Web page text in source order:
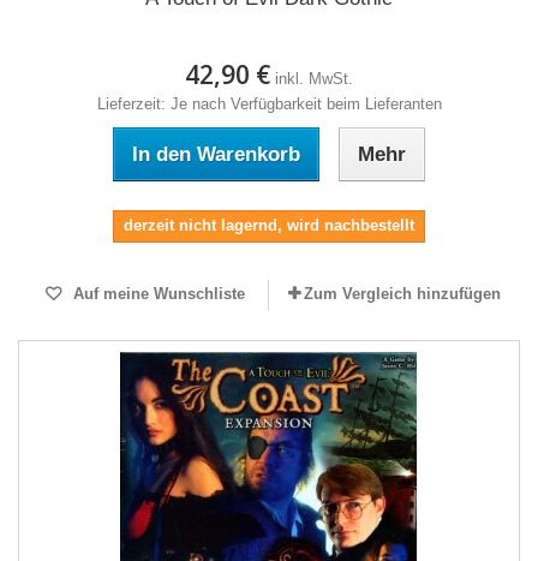
42,90 € inkl. MwSt.
Lieferzeit: Je nach Verfügbarkeit beim Lieferanten
In den Warenkorb Mehr
derzeit nicht lagernd, wird nachbestellt
Auf meine Wunschliste Zum Vergleich hinzufügen